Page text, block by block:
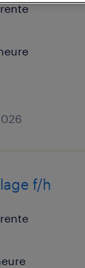
f/h